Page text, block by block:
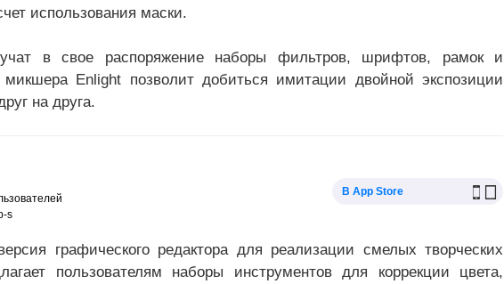
использования маски.
в свое распоряжение наборы фильтров, шрифтов, рамок и
микшера Enlight позволит добиться имитации двойной экспозиции
на друга.
s
В App Store
графического редактора для реализации смелых творческих
пользователям наборы инструментов для коррекции цвета,